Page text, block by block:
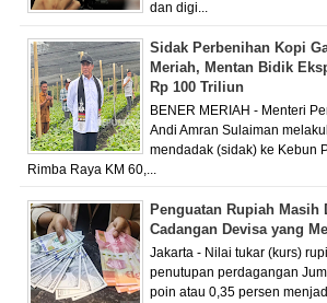
dan digi...
Sidak Perbenihan Kopi
Meriah, Mentan Bidik
Rp 100 Triliun
BENER MERIAH - Menteri
Andi Amran Sulaiman
mendadak (sidak) ke Kebun
Rimba Raya KM 60,...
Penguatan Rupiah Masih
Cadangan Devisa yang
Jakarta - Nilai tukar (kurs)
penutupan perdagangan
poin atau 0,35 persen